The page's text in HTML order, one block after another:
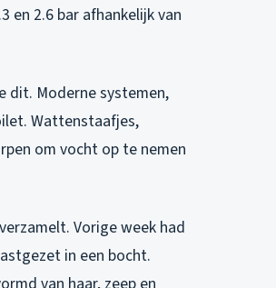
en 2.6 bar afhankelijk van
dit. Moderne systemen,
Wattenstaafjes,
om vocht op te nemen
Vorige week had
in een bocht.